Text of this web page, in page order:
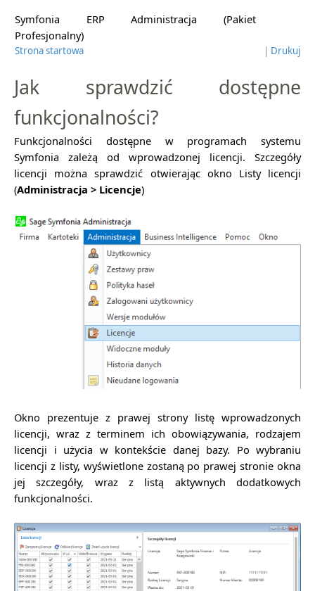
Symfonia ERP Administracja (Pakiet
Profesjonalny)
Strona startowa | Drukuj
Jak sprawdzić dostępne
funkcjonalności?
Funkcjonalności dostępne w programach systemu
Symfonia zależą od wprowadzonej licencji. Szczegóły
licencji można sprawdzić otwierając okno Listy licencji
(Administracja > Licencje)
Okno prezentuje z prawej strony listę wprowadzonych
licencji, wraz z terminem ich obowiązywania, rodzajem
licencji i użycia w kontekście danej bazy. Po wybraniu
licencji z listy, wyświetlone zostaną po prawej stronie okna
jej szczegóły, wraz z listą aktywnych dodatkowych
funkcjonalności.